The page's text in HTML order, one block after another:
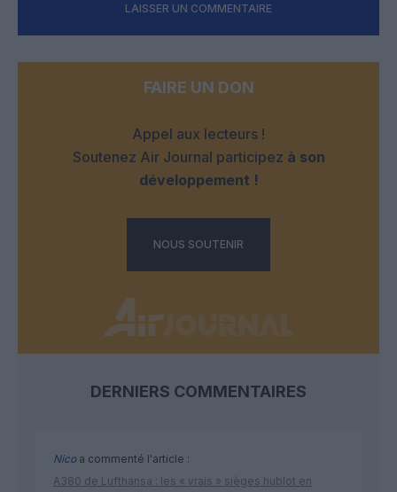
LAISSER UN COMMENTAIRE
FAIRE UN DON
Appel aux lecteurs !
Soutenez Air Journal participez à son
développement !
NOUS SOUTENIR
DERNIERS COMMENTAIRES
Nicoa commenté l'article :
A380 de Lufthansa : les « vrais » sièges hublot en